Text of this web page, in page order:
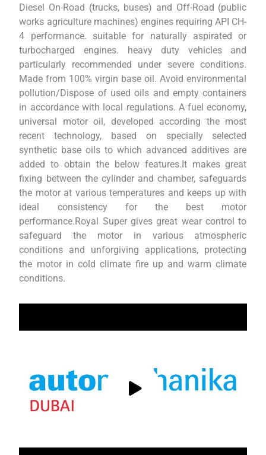
Diesel On-Road (trucks, buses) and Off-Road (public
works agriculture machines) engines requiring API CH-
4 performance. suitable for naturally aspirated or
turbocharged engines. heavy duty vehicles and
particularly recommended under severe conditions.
Made from 100% virgin base oil. Avoid environmental
pollution/Dispose of used oils and empty containers
in accordance with local regulations. A fuel economy,
universal motor oil, developed according the most
recent technology, based on specially selected
synthetic base oils to which advanced additives are
added to obtain the below features.It makes great
fixing between the cylinder and chamber, safeguards
the motor at various temperatures and keeps up with
ideal consistency for the best motor
performance.Royal Super gives great wear control to
safeguard the motor in various atmospheric
conditions and unforgiving applications, protecting
the motor in cold climate fire up and warm climate
conditions.